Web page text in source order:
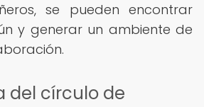
se pueden encontrar
y generar un ambiente de
del círculo de